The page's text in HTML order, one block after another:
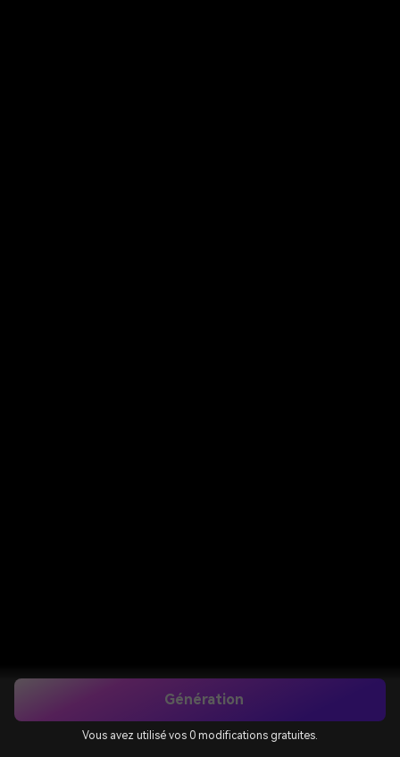
Génération
Vous avez utilisé vos 0 modifications gratuites.